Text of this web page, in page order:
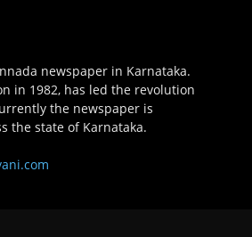
newspaper in Karnataka.
in 1982, has led the revolution
the newspaper is
the state of Karnataka.